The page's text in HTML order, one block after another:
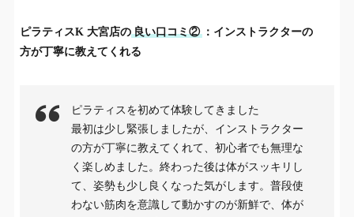
ピラティスK 大宮店の 良い口コミ② ：インストラクターの
方が丁寧に教えてくれる
ピラティスを初めて体験してきました
最初は少し緊張しましたが、インストラクター
の方が丁寧に教えてくれて、初心者でも無理な
く楽しめました。終わった後は体がスッキリし
て、姿勢も少し良くなった気がします。普段使
わない筋肉を意識して動かすのが新鮮で、体が